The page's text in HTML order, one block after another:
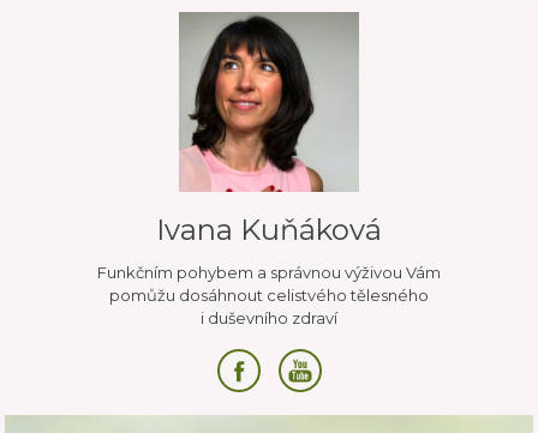
Ivana Kuňáková
Funkčním pohybem a správnou výživou Vám
pomůžu dosáhnout celistvého tělesného
i duševního zdraví